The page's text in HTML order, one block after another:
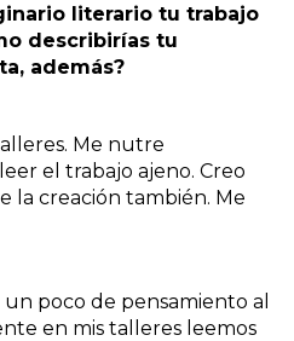
literario tu trabajo
describirías tu
además?
Me nutre
el trabajo ajeno. Creo
la creación también. Me
poco de pensamiento al
en mis talleres leemos